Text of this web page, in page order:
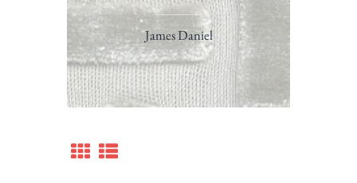
James Daniel